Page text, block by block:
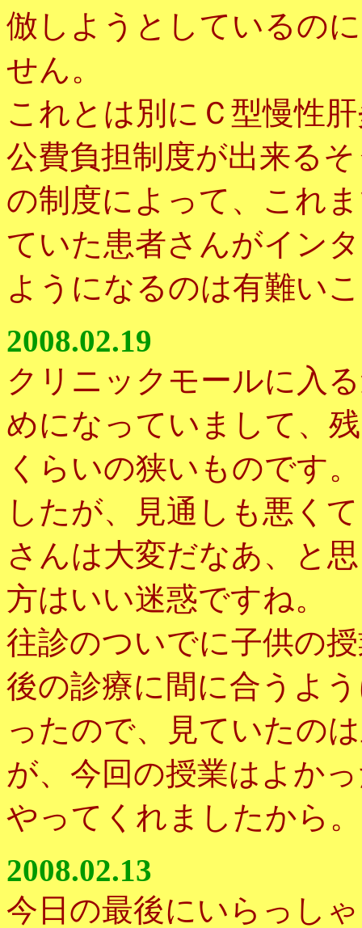
倣しようとしているの
せん。
これとは別にＣ型慢性
公費負担制度が出来る
の制度によって、これ
ていた患者さんがイン
ようになるのは有難い
2008.02.19
クリニックモールに入
めになっていまして、
くらいの狭いものです
したが、見通しも悪く
さんは大変だなあ、と
方はいい迷惑ですね。
往診のついでに子供の
後の診療に間に合うよ
ったので、見ていたの
が、今回の授業はよか
やってくれましたから。
2008.02.13
今日の最後にいらっし